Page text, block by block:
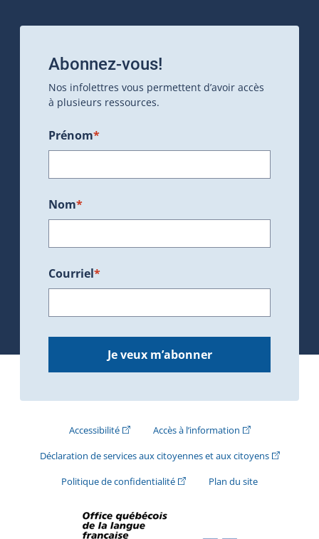
Abonnez-vous!
Nos infolettres vous permettent d’avoir accès
à plusieurs ressources.
Prénom*
Nom*
Courriel*
Je veux m’abonner
Accessibilité(Cet hyperlien externe s'ouvrira dans une
Accès à l’information(Cet hyperlien
Déclaration de services aux citoyennes et aux citoyens(Cet
Politique de confidentialité(Cet hyperlien externe s'ouvrira
Plan du site